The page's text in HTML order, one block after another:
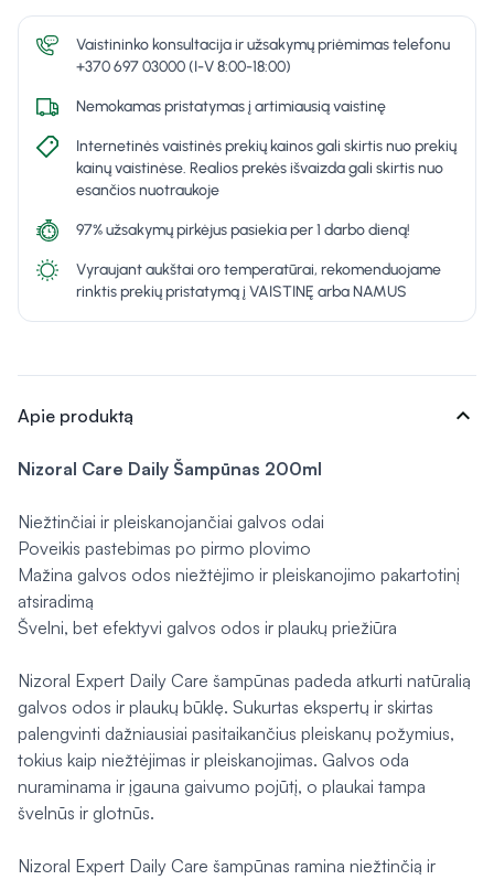
Vaistininko konsultacija ir užsakymų priėmimas telefonu
+370 697 03000 (I-V 8:00-18:00)
Nemokamas pristatymas į artimiausią vaistinę
Internetinės vaistinės prekių kainos gali skirtis nuo prekių
kainų vaistinėse. Realios prekės išvaizda gali skirtis nuo
esančios nuotraukoje
97% užsakymų pirkėjus pasiekia per 1 darbo dieną!
Vyraujant aukštai oro temperatūrai, rekomenduojame
rinktis prekių pristatymą į VAISTINĘ arba NAMUS
Apie produktą expand_more
Nizoral Care Daily Šampūnas 200ml
Niežtinčiai ir pleiskanojančiai galvos odai
Poveikis pastebimas po pirmo plovimo
Mažina galvos odos niežtėjimo ir pleiskanojimo pakartotinį
atsiradimą
Švelni, bet efektyvi galvos odos ir plaukų priežiūra
Nizoral Expert Daily Care šampūnas padeda atkurti natūralią
galvos odos ir plaukų būklę. Sukurtas ekspertų ir skirtas
palengvinti dažniausiai pasitaikančius pleiskanų požymius,
tokius kaip niežtėjimas ir pleiskanojimas. Galvos oda
nuraminama ir įgauna gaivumo pojūtį, o plaukai tampa
švelnūs ir glotnūs.
Nizoral Expert Daily Care šampūnas ramina niežtinčią ir